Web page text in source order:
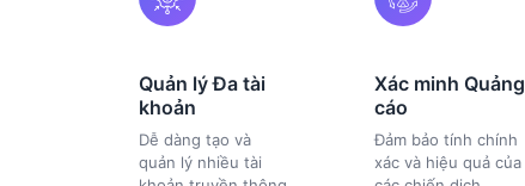
Quản lý Đa tài
khoản
Dễ dàng tạo và
quản lý nhiều tài
Xác minh Quảng
cáo
Đảm bảo tính chính
xác và hiệu quả của